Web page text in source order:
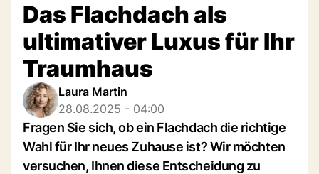
Das Flachdach als
ultimativer Luxus für Ihr
Traumhaus
Laura Martin
28.08.2025 - 04:00
Fragen Sie sich, ob ein Flachdach die richtige
Wahl für Ihr neues Zuhause ist? Wir möchten
versuchen, Ihnen diese Entscheidung zu